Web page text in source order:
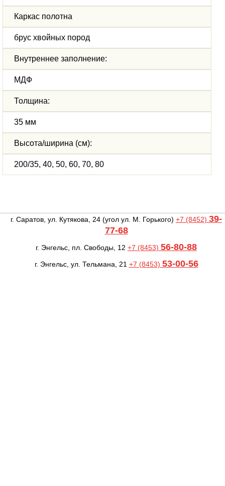
Каркас полотна
брус хвойных пород
Внутреннее заполнение:
МДФ
Толщина:
35 мм
Высота/ширина (см):
200/35, 40, 50, 60, 70, 80
г. Саратов, ул. Кутякова, 24 (угол ул. М. Горького) +7 (8452) 39-
77-68
г. Энгельс, пл. Свободы, 12 +7 (8453) 56-80-88
г. Энгельс, ул. Тельмана, 21 +7 (8453) 53-00-56